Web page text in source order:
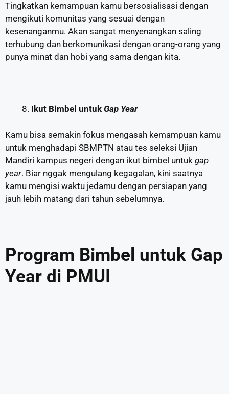
Tingkatkan kemampuan kamu bersosialisasi dengan
mengikuti komunitas yang sesuai dengan
kesenanganmu. Akan sangat menyenangkan saling
terhubung dan berkomunikasi dengan orang-orang yang
punya minat dan hobi yang sama dengan kita.
Ikut Bimbel untuk Gap Year
Kamu bisa semakin fokus mengasah kemampuan kamu
untuk menghadapi SBMPTN atau tes seleksi Ujian
Mandiri kampus negeri dengan ikut bimbel untuk gap
year. Biar nggak mengulang kegagalan, kini saatnya
kamu mengisi waktu jedamu dengan persiapan yang
jauh lebih matang dari tahun sebelumnya.
Program Bimbel untuk Gap
Year di PMUI